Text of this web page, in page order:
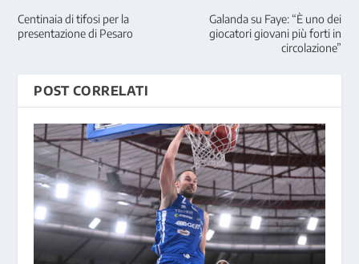
Centinaia di tifosi per la
presentazione di Pesaro
Galanda su Faye: “È uno dei
giocatori giovani più forti in
circolazione”
POST CORRELATI